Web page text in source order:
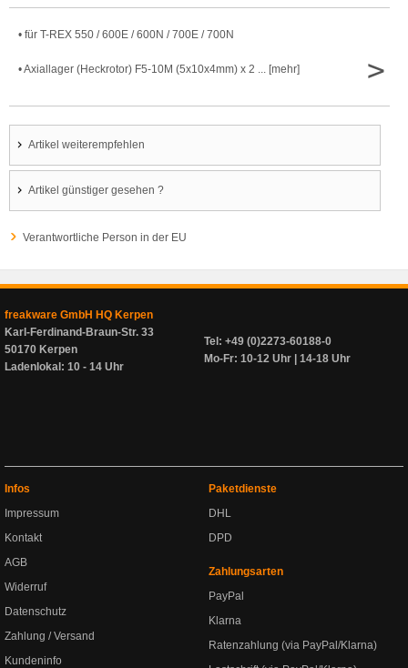
• für T-REX 550 / 600E / 600N / 700E / 700N
• Axiallager (Heckrotor) F5-10M (5x10x4mm) x 2 ... [mehr] >
Artikel weiterempfehlen
Artikel günstiger gesehen ?
Verantwortliche Person in der EU
freakware GmbH HQ Kerpen
Karl-Ferdinand-Braun-Str. 33
50170 Kerpen
Ladenlokal: 10 - 14 Uhr
Tel: +49 (0)2273-60188-0
Mo-Fr: 10-12 Uhr | 14-18 Uhr
Infos
Impressum
Kontakt
AGB
Widerruf
Datenschutz
Zahlung / Versand
Kundeninfo
Paketdienste
DHL
DPD
Zahlungsarten
PayPal
Klarna
Ratenzahlung (via PayPal/Klarna)